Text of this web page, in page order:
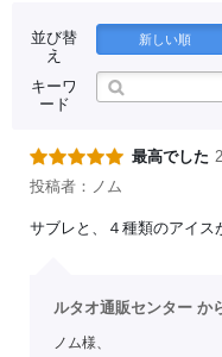
並び替
え
新しい順
キーワ
ード
最高でした
投稿者：ノム
サブレと、４種類のアイス
ルタオ通販センター か
ノム様、